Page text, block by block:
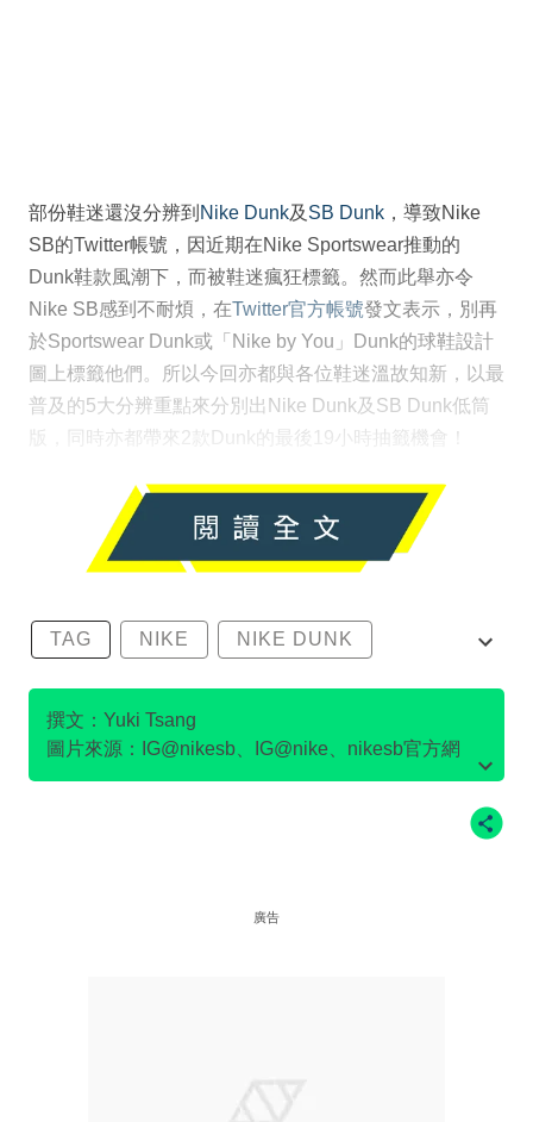
部份鞋迷還沒分辨到 Nike Dunk及 SB Dunk ，導致Nike
SB的Twitter帳號，因近期在Nike Sportswear推動的
Dunk鞋款風潮下，而被鞋迷瘋狂標籤。然而此舉亦令
Nike SB感到不耐煩，在Twitter官方帳號發文表示，別再
於Sportswear Dunk或「Nike by You」Dunk的球鞋設計
圖上標籤他們。所以今回亦都與各位鞋迷溫故知新，以最
普及的5大分辨重點來分別出Nike Dunk及SB Dunk低筒
版，同時亦都帶來2款Dunk的最後19小時抽籤機會！
TAG NIKE NIKE DUNK
SB DUNK
撰文：Yuki Tsang
圖片來源：IG@nikesb、IG@nike、nikesb官方網
站、Twitter@nikesb截圖、nike官方網站、
廣告